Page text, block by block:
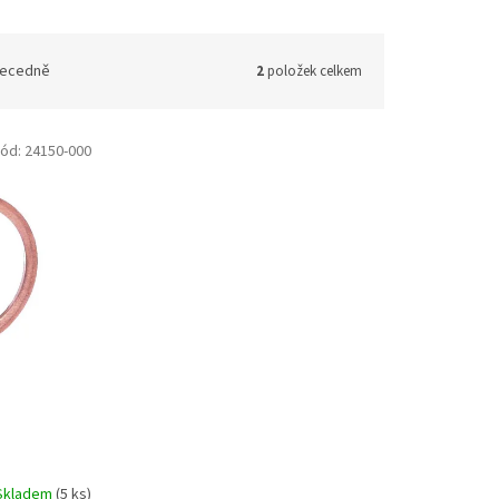
2položek celkem
(5 ks)
24150-000